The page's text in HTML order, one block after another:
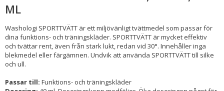
ML
Washologi SPORTTVÄTT är ett miljövänligt tvättmedel som passar för
dina funktions- och träningskläder. SPORTTVÄTT är mycket effektiv
och tvättar rent, även från stark lukt, redan vid 30°. Innehåller inga
blekmedel eller färgämnen. Undvik att använda SPORTTVÄTT till silke
och ull.
Passar till: Funktions- och träningskläder